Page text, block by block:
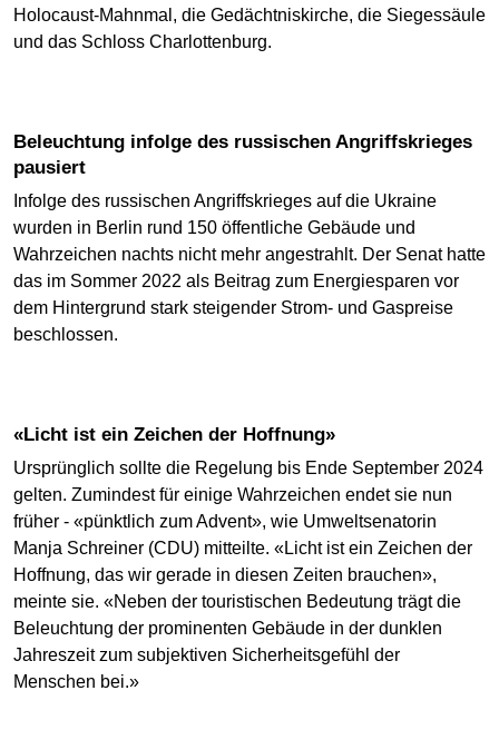
Holocaust-Mahnmal, die Gedächtniskirche, die Siegessäule
und das Schloss Charlottenburg.
Beleuchtung infolge des russischen Angriffskrieges
pausiert
Infolge des russischen Angriffskrieges auf die Ukraine
wurden in Berlin rund 150 öffentliche Gebäude und
Wahrzeichen nachts nicht mehr angestrahlt. Der Senat hatte
das im Sommer 2022 als Beitrag zum Energiesparen vor
dem Hintergrund stark steigender Strom- und Gaspreise
beschlossen.
«Licht ist ein Zeichen der Hoffnung»
Ursprünglich sollte die Regelung bis Ende September 2024
gelten. Zumindest für einige Wahrzeichen endet sie nun
früher - «pünktlich zum Advent», wie Umweltsenatorin
Manja Schreiner (CDU) mitteilte. «Licht ist ein Zeichen der
Hoffnung, das wir gerade in diesen Zeiten brauchen»,
meinte sie. «Neben der touristischen Bedeutung trägt die
Beleuchtung der prominenten Gebäude in der dunklen
Jahreszeit zum subjektiven Sicherheitsgefühl der
Menschen bei.»